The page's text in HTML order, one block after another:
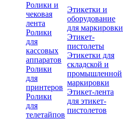
Ролики и
чековая
лента
Ролики
для
кассовых
аппаратов
Ролики
для
принтеров
Ролики
для
телетайпов
Этикетки и
оборудование
для маркировки
Этикет-
пистолеты
Этикетки для
складской и
промышленной
маркировки
Этикет-лента
для этикет-
пистолетов